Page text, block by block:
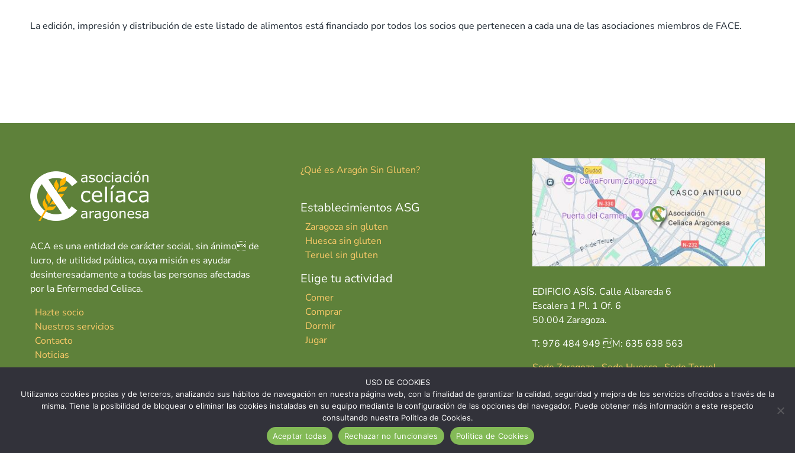
La edición, impresión y distribución de este listado de alimentos está financiado por todos los socios que pertenecen a cada una de las asociaciones miembros de FACE.
ACA es una entidad de carácter social, sin ánimo de
lucro, de utilidad pública, cuya misión es ayudar
desinteresadamente a todas las personas afectadas
por la Enfermedad Celiaca.
Hazte socio
Nuestros servicios
Contacto
Noticias
¿Qué es Aragón Sin Gluten?
Establecimientos ASG
Zaragoza sin gluten
Huesca sin gluten
Teruel sin gluten
Elige tu actividad
Comer
Comprar
Dormir
Jugar
EDIFICIO ASÍS. Calle Albareda 6
Escalera 1 Pl. 1 Of. 6
50.004 Zaragoza.
T: 976 484 949 M: 635 638 563
Sede Zaragoza·Sede Huesca·Sede Teruel
INICIO CONTACTO AVISO LEGAL
USO DE COOKIES
Utilizamos cookies propias y de terceros, analizando sus hábitos de navegación en nuestra página web, con la finalidad de garantizar la calidad, seguridad y mejora de los servicios ofrecidos a través de la
misma. Tiene la posibilidad de bloquear o eliminar las cookies instaladas en su equipo mediante la configuración de las opciones del navegador. Puede obtener más información a este respecto
consultando nuestra Política de Cookies.
Aceptar todas
Rechazar no funcionales Política de Cookies